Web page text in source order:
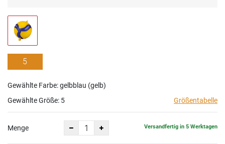
5
Gewählte Farbe: gelbblau (gelb)
Gewählte Größe: 5 Größentabelle
Menge Versandfertig in 5 Werktagen